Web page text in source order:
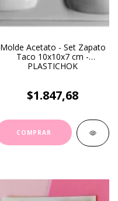
Molde Acetato - Set Zapato
Taco 10x10x7 cm -
PLASTICHOK
$1.847,68